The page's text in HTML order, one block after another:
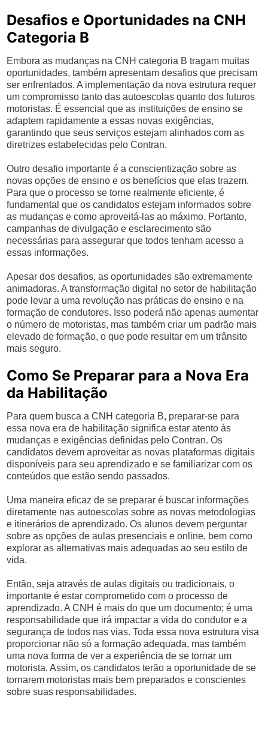
Desafios e Oportunidades na CNH
Categoria B
Embora as mudanças na CNH categoria B tragam muitas
oportunidades, também apresentam desafios que precisam
ser enfrentados. A implementação da nova estrutura requer
um compromisso tanto das autoescolas quanto dos futuros
motoristas. É essencial que as instituições de ensino se
adaptem rapidamente a essas novas exigências,
garantindo que seus serviços estejam alinhados com as
diretrizes estabelecidas pelo Contran.
Outro desafio importante é a conscientização sobre as
novas opções de ensino e os benefícios que elas trazem.
Para que o processo se torne realmente eficiente, é
fundamental que os candidatos estejam informados sobre
as mudanças e como aproveitá-las ao máximo. Portanto,
campanhas de divulgação e esclarecimento são
necessárias para assegurar que todos tenham acesso a
essas informações.
Apesar dos desafios, as oportunidades são extremamente
animadoras. A transformação digital no setor de habilitação
pode levar a uma revolução nas práticas de ensino e na
formação de condutores. Isso poderá não apenas aumentar
o número de motoristas, mas também criar um padrão mais
elevado de formação, o que pode resultar em um trânsito
mais seguro.
Como Se Preparar para a Nova Era
da Habilitação
Para quem busca a CNH categoria B, preparar-se para
essa nova era de habilitação significa estar atento às
mudanças e exigências definidas pelo Contran. Os
candidatos devem aproveitar as novas plataformas digitais
disponíveis para seu aprendizado e se familiarizar com os
conteúdos que estão sendo passados.
Uma maneira eficaz de se preparar é buscar informações
diretamente nas autoescolas sobre as novas metodologias
e itinerários de aprendizado. Os alunos devem perguntar
sobre as opções de aulas presenciais e online, bem como
explorar as alternativas mais adequadas ao seu estilo de
vida.
Então, seja através de aulas digitais ou tradicionais, o
importante é estar comprometido com o processo de
aprendizado. A CNH é mais do que um documento; é uma
responsabilidade que irá impactar a vida do condutor e a
segurança de todos nas vias. Toda essa nova estrutura visa
proporcionar não só a formação adequada, mas também
uma nova forma de ver a experiência de se tornar um
motorista. Assim, os candidatos terão a oportunidade de se
tornarem motoristas mais bem preparados e conscientes
sobre suas responsabilidades.